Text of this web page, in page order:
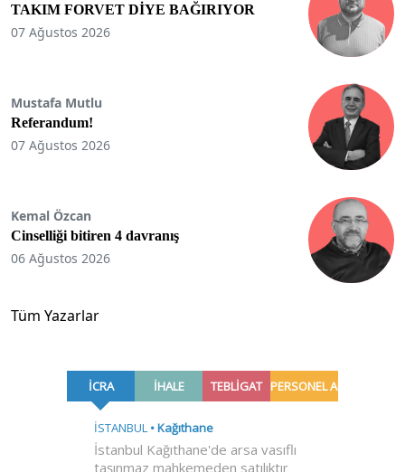
TAKIM FORVET DİYE BAĞIRIYOR
07 Ağustos 2026
Mustafa Mutlu
Referandum!
07 Ağustos 2026
Kemal Özcan
Cinselliği bitiren 4 davranış
06 Ağustos 2026
Tüm Yazarlar